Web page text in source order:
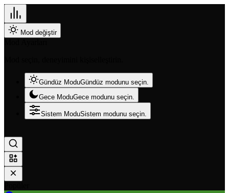
Mod değiştir
Gündüz ModuGündüz modunu seçin.
Gece ModuGece modunu seçin.
Sistem ModuSistem modunu seçin.